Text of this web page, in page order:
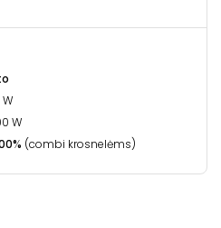
W
W
(combi krosnelėms)